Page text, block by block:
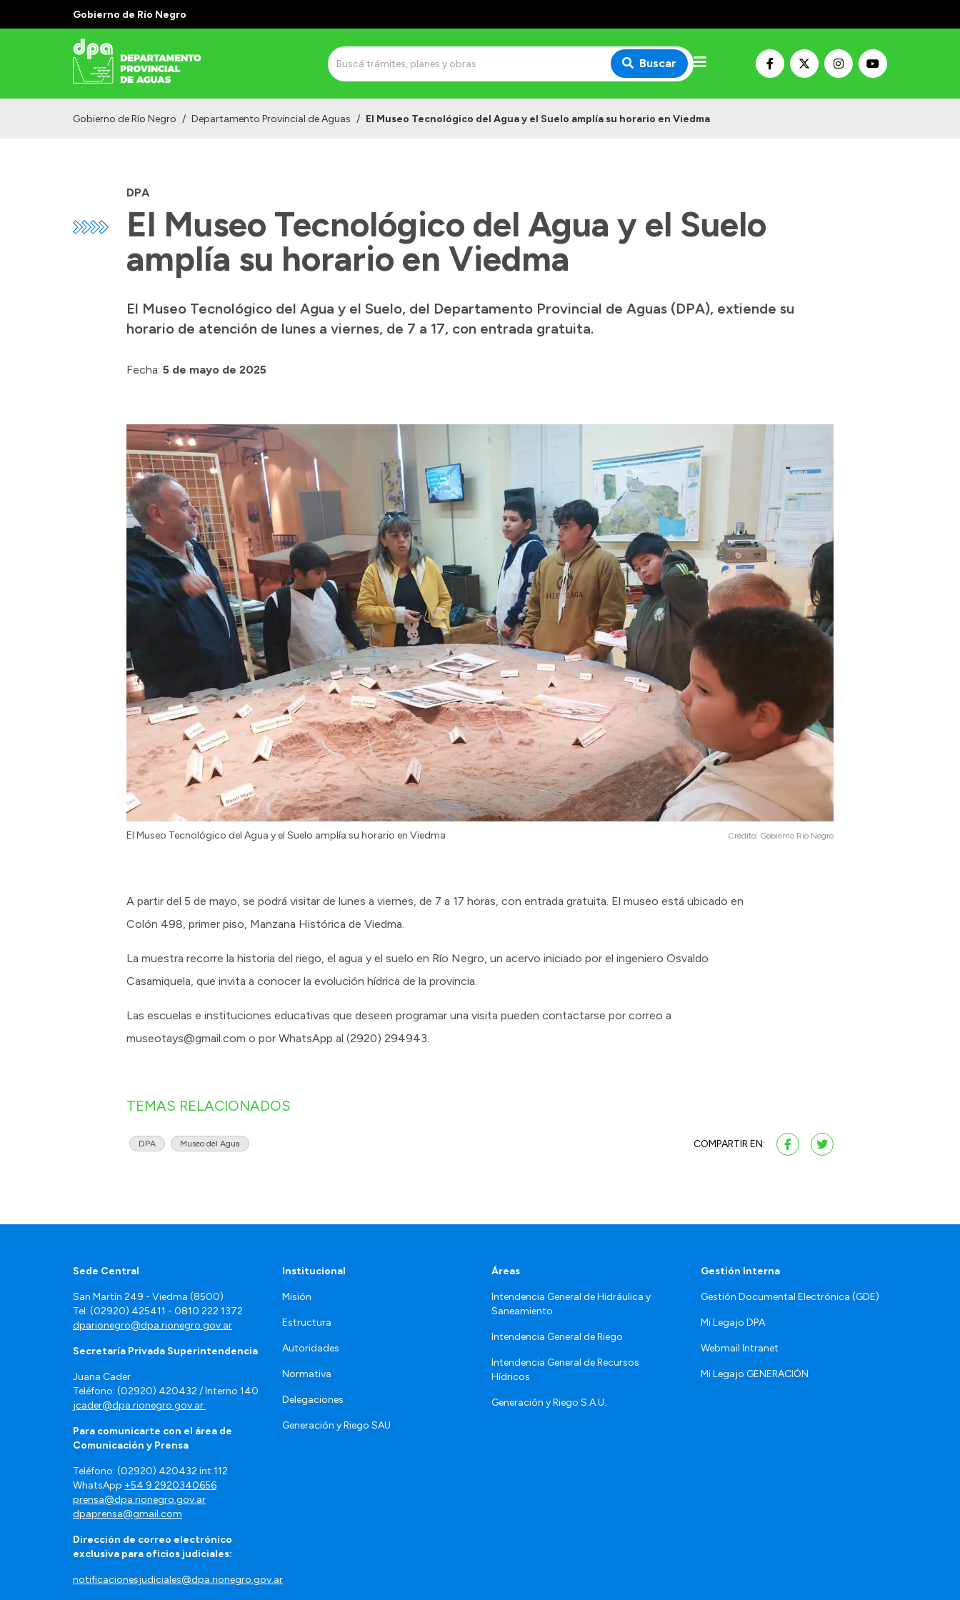
Gobierno de Río Negro
Buscar
Gobierno de Río Negro / Departamento Provincial de Aguas / El Museo Tecnológico del Agua y el Suelo amplía su horario en Viedma
DPA
El Museo Tecnológico del Agua y el Suelo
amplía su horario en Viedma
El Museo Tecnológico del Agua y el Suelo, del Departamento Provincial de Aguas (DPA), extiende su
horario de atención de lunes a viernes, de 7 a 17, con entrada gratuita.
Fecha: 5 de mayo de 2025
El Museo Tecnológico del Agua y el Suelo amplía su horario en Viedma Crédito: Gobierno Río Negro
A partir del 5 de mayo, se podrá visitar de lunes a viernes, de 7 a 17 horas, con entrada gratuita. El museo está ubicado en
Colón 498, primer piso, Manzana Histórica de Viedma.
La muestra recorre la historia del riego, el agua y el suelo en Río Negro, un acervo iniciado por el ingeniero Osvaldo
Casamiquela, que invita a conocer la evolución hídrica de la provincia.
Las escuelas e instituciones educativas que deseen programar una visita pueden contactarse por correo a
museotays@gmail.com o por WhatsApp al (2920) 294943.
TEMAS RELACIONADOS
DPA Museo del Agua COMPARTIR EN:
Sede Central
San Martín 249 - Viedma (8500)
Tel: (02920) 425411 - 0810 222 1372
dparionegro@dpa.rionegro.gov.ar
Secretaría Privada Superintendencia
Juana Cader
Teléfono: (02920) 420432 / Interno 140
jcader@dpa.rionegro.gov.ar
Para comunicarte con el área de
Comunicación y Prensa
Teléfono: (02920) 420432 int.112
WhatsApp +54 9 2920340656
prensa@dpa.rionegro.gov.ar
dpaprensa@gmail.com
Dirección de correo electrónico
exclusiva para oficios judiciales:
notificacionesjudiciales@dpa.rionegro.gov.ar
Institucional
Misión
Estructura
Autoridades
Normativa
Delegaciones
Generación y Riego SAU
Áreas
Intendencia General de Hidráulica y
Saneamiento
Intendencia General de Riego
Intendencia General de Recursos
Hídricos
Generación y Riego S.A.U.
Gestión Interna
Gestión Documental Electrónica (GDE)
Mi Legajo DPA
Webmail Intranet
Mi Legajo GENERACIÓN